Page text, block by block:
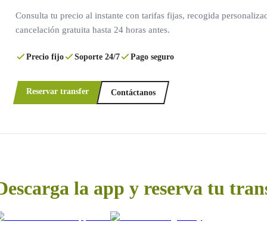
Consulta tu precio al instante con tarifas fijas, recogida
cancelación gratuita hasta 24 horas antes.
Precio fijo Soporte 24/7 Pago seguro
Reservar transfer Contáctanos
la app y reserva tu